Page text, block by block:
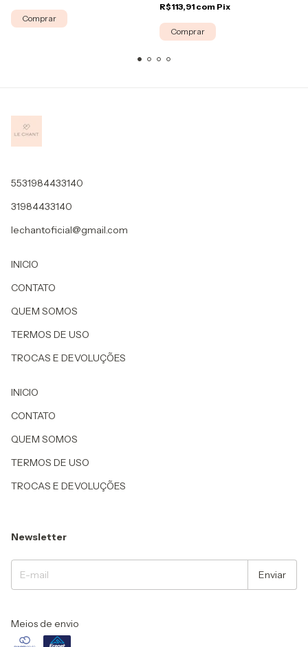
Comprar
R$113,91 com Pix
Comprar
5531984433140
31984433140
lechantoficial@gmail.com
INICIO
CONTATO
QUEM SOMOS
TERMOS DE USO
TROCAS E DEVOLUÇÕES
INICIO
CONTATO
QUEM SOMOS
TERMOS DE USO
TROCAS E DEVOLUÇÕES
Newsletter
Meios de envio